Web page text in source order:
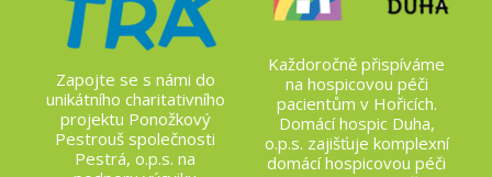
Zapojte se s námi do
unikátního charitativního
projektu Ponožkový
Pestrouš společnosti
Pestrá, o.p.s. na
Každoročně přispíváme
na hospicovou péči
pacientům v Hořicích.
Domácí hospic Duha,
o.p.s. zajišťuje komplexní
domácí hospicovou péči